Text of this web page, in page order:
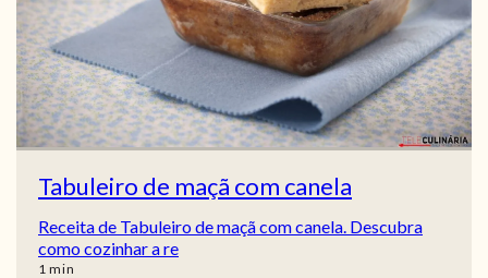
Tabuleiro de maçã com canela
Receita de Tabuleiro de maçã com canela. Descubra
como cozinhar a re
1 min
min